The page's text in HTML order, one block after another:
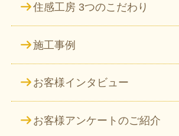
住感工房 3つのこだわり
施工事例
お客様インタビュー
お客様アンケートのご紹介